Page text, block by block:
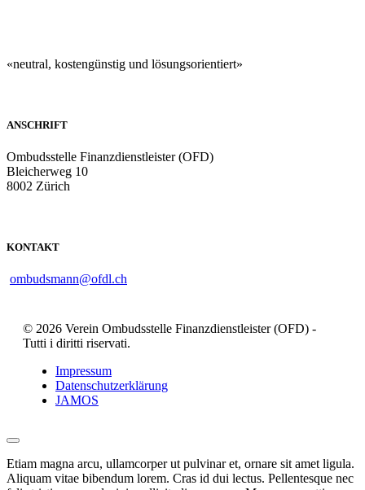
«neutral, kostengünstig und lösungsorientiert»
ANSCHRIFT
Ombudsstelle Finanzdienstleister (OFD)
Bleicherweg 10
8002 Zürich
KONTAKT
ombudsmann@ofdl.ch
© 2026 Verein Ombudsstelle Finanzdienstleister (OFD) -
Tutti i diritti riservati.
Impressum
Datenschutzerklärung
JAMOS
Etiam magna arcu, ullamcorper ut pulvinar et, ornare sit amet ligula.
Aliquam vitae bibendum lorem. Cras id dui lectus. Pellentesque nec